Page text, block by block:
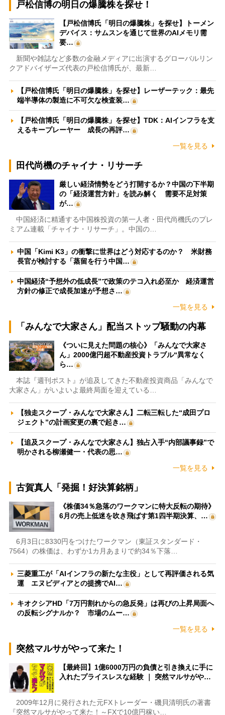
戸松信博の明日の爆騰株を探せ！
【戸松信博氏「明日の爆騰株」を探せ】トーメン
デバイス：サムスンを通じて世界のAIメモリ需
要…
新聞や雑誌など多数の金融メディアに出演するグローバルリン
クアドバイザーズ代表の戸松信博氏が、最新…
【戸松信博氏「明日の爆騰株」を探せ】レーザーテック：最先
端半導体の製造に不可欠な検査装…
【戸松信博氏「明日の爆騰株」を探せ】TDK：AIインフラを支
えるキープレーヤー 成長の再評…
一覧を見る
田代尚機のチャイナ・リサーチ
厳しい経済情勢をどう打開するか？中国の下半期
の「経済運営方針」を読み解く 需要不足対策
が…
中国経済に精通する中国株投資の第一人者・田代尚機氏のプレ
ミアム連載「チャイナ・リサーチ」。中国の…
中国「Kimi K3」の衝撃に世界はどう対応するのか？ 米財務
長官が検討する「蒸留を行う中国…
中国経済“予想外の低成長”で政策のテコ入れ必至か 経済運営
方針の修正で成長加速が予想さ…
一覧を見る
「みんなで大家さん」配当ストップ騒動の内幕
《ついに見えた問題の核心》「みんなで大家さ
ん」2000億円超不動産投資トラブル“異常なく
ら…
本誌『週刊ポスト』が追及してきた不動産投資商品「みんなで
大家さん」がいよいよ最終局面を迎えている…
【独走スクープ・みんなで大家さん】二転三転した“成田プロ
ジェクト”の計画変更の裏で起き…
【追及スクープ・みんなで大家さん】独占入手“内部議事録”で
明かされる柳瀬健一・代表の思…
一覧を見る
古賀真人「発掘！好決算銘柄」
《株価34％急落のワークマンに特大反転の期待》
6月の売上低迷を吹き飛ばす第1四半期決算、…
6月3日に8330円をつけたワークマン（東証スタンダード・
7564）の株価は、わずか1カ月あまりで約34％下落…
三菱重工が「AIインフラの新たな主役」として再評価される気
運 エヌビディアとの提携でAI…
キオクシアHD「7万円割れからの急反発」は再びの上昇局面へ
の反転シグナルか？ 市場のムー…
一覧を見る
突然マルサがやって来た！
【最終回】1億6000万円の負債と引き換えに手に
入れたプライスレスな経験 ｜ 突然マルサがや…
2009年12月に発行された元FXトレーダー・磯貝清明氏の著書
『突然マルサがやって来た！～FXで10億円稼い…